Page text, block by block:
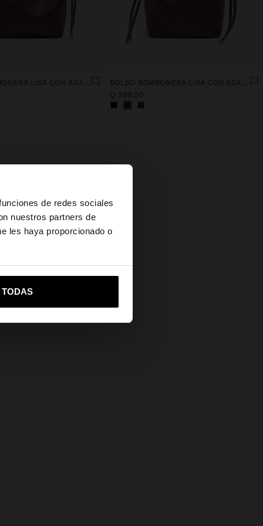
de redes sociales
nuestros partners de
les haya proporcionado o
TODAS
×
a United States
BOLSO BOMBONERA LISA CON ASA VERSÁTIL
BOLSO BOMBONERA LISA CON ASA VERSÁTIL
Q 399,00
un
que
como